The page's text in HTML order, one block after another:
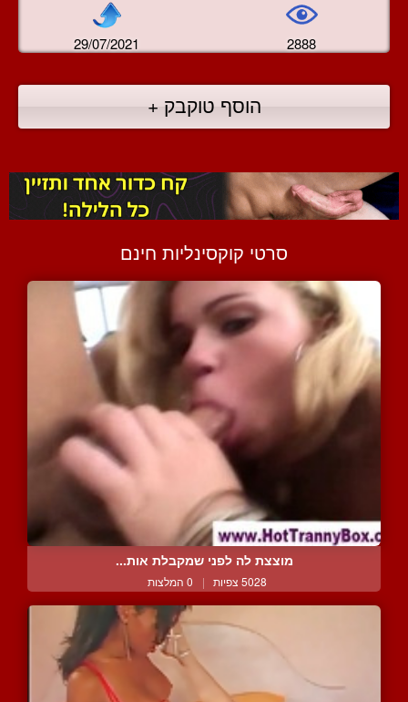
29/07/2021 2888
הוסף טוקבק +
סרטי קוקסינליות חינם
מוצצת לה לפני שמקבלת אות...
5028 צפיות | 0 המלצות